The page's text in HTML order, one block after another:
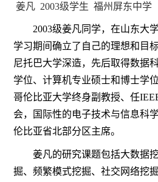
姜凡 2003级学生 福州屏东中学
2003级姜凡同学，在山东大
学习期间确立了自己的理想和目
尼托巴大学深造，先后取得数据
学位、计算机专业硕士和博士学
哥伦比亚大学终身副教授、任
会，国际性的电子技术与信息科
伦比亚省北部分区主席。
姜凡的研究课题包括大数据
掘、频繁模式挖掘、社交网络挖